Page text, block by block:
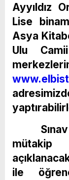
Ayyıldız
Lise
Asya
Ulu
Sınav
ile